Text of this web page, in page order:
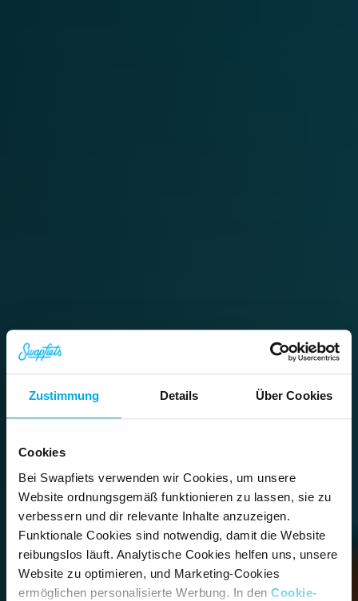
Zustimmung Details Über Cookies
Cookies
Bei Swapfiets verwenden wir Cookies, um unsere
Website ordnungsgemäß funktionieren zu lassen, sie zu
verbessern und dir relevante Inhalte anzuzeigen.
Funktionale Cookies sind notwendig, damit die Website
reibungslos läuft. Analytische Cookies helfen uns, unsere
Website zu optimieren, und Marketing-Cookies
ermöglichen personalisierte Werbung. In den Cookie-
Über 80.000
Studierende fahren
schon Swapfiets.
Hol dir dein eigenes Fahrrad ab 12,90
€ pro Monat.
Melde dich jetzt an